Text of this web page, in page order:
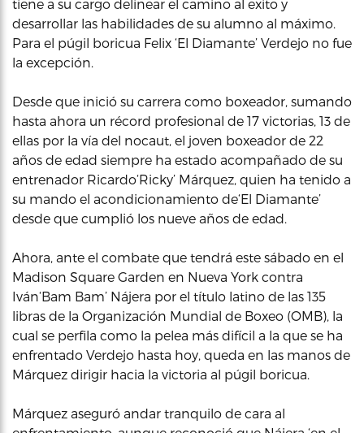
tiene a su cargo delinear el camino al exito y
desarrollar las habilidades de su alumno al máximo.
Para el púgil boricua Felix ‘El Diamante’ Verdejo no fue
la excepción.
Desde que inició su carrera como boxeador, sumando
hasta ahora un récord profesional de 17 victorias, 13 de
ellas por la vía del nocaut, el joven boxeador de 22
años de edad siempre ha estado acompañado de su
entrenador Ricardo‘Ricky’ Márquez, quien ha tenido a
su mando el acondicionamiento de‘El Diamante’
desde que cumplió los nueve años de edad.
Ahora, ante el combate que tendrá este sábado en el
Madison Square Garden en Nueva York contra
Iván‘Bam Bam’ Nájera por el título latino de las 135
libras de la Organización Mundial de Boxeo (OMB), la
cual se perfila como la pelea más difícil a la que se ha
enfrentado Verdejo hasta hoy, queda en las manos de
Márquez dirigir hacia la victoria al púgil boricua.
Márquez aseguró andar tranquilo de cara al